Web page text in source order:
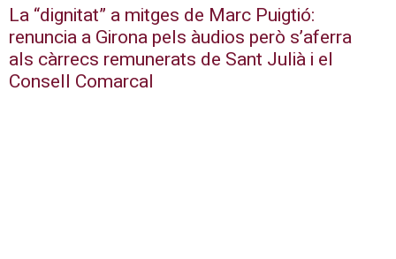
La “dignitat” a mitges de Marc Puigtió:
renuncia a Girona pels àudios però s’aferra
als càrrecs remunerats de Sant Julià i el
Consell Comarcal